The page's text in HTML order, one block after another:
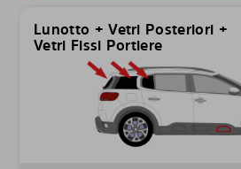
Lunotto + Vetri Posteriori +
Vetri Fissi Portiere